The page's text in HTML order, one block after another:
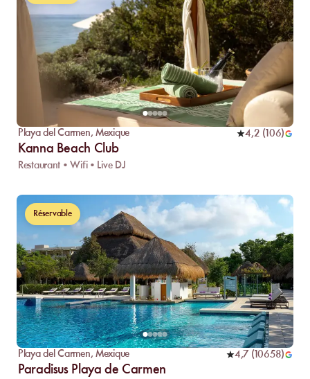
Playa del Carmen, Mexique 4,2 (106)
Kanna Beach Club
Restaurant • Wifi • Live DJ
Réservable
Playa del Carmen, Mexique 4,7 (10658)
Paradisus Playa de Carmen